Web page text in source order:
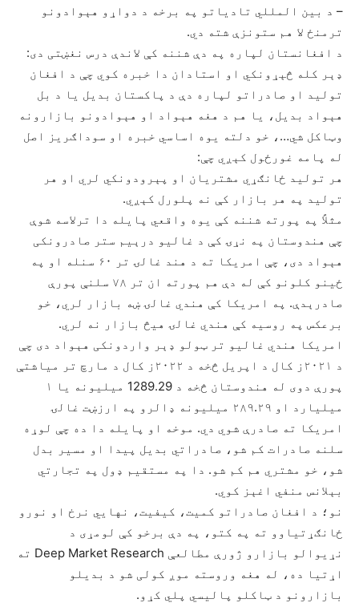
– د بین المللي تادیاتو په برخه د دواړو هېوادونو
ترمنځ لا هم ستونزې شته دي.
د افغانستان لپاره په دې شننه کې لاندې درس نغښتی دی:
ډېر کله څېړونکي او استادان دا خبره کوي چې د افغان
تولید او صادراتو لپاره دې د پاکستان بدیل یا د بل
هېواد بدیل، یا هم د هغه هېواد او هېوادونو بازارونه
وټاکل شي…، خو دلته یوه اساسي خبره او سوداګریز اصل
له پامه غورځول کېږي چې:
هر تولید ځانګړي مشتریان او پېرودونکي لري او هر
تولید په هر بازار کې نه پلورل کېږي.
مثلاً په پورته شننه کې یوه واقعي پایله دا ترلاسه شوې
چې هندوستان په نړۍ کې د غالیو درېیم ستر صادرونکی
هېواد دی، چې امریکا ته د هند غالۍ تر ۶۰ سنله او په
ځینو کلونو کې له دې هم پورته ان تر ۷۸ سلنې پورې
صادرېدې. په امریکا کې هندي غالۍ ښه بازار لري، خو
برعکس په روسیه کې هندي غالۍ هیڅ بازار نه لري.
امریکا هندي غالیو تر ټولو ډېر واردونکی هېواد دی چې
د ۲۰۲۱ز کال د اپریل څخه د ۲۰۲۲ز کال د مارچ تر میاشتې
پورې دوی له هندوستان څخه د 1289.29 میلیونه یا ۱
میلیارد او ۲۸۹.۲۹ میلیونه ډالرو په ارزښت غالۍ
امریکا ته صادرې شوي دي. موخه او پایله دا ده چې لوړه
سلنه صادرات کم شو، صادراتي بدیل پیدا او مسیر بدل
شو، خو مشتري هم کم شو. دا په مستقیم ډول په تجارتي
بېلانس منفي اغېز کوي.
نو؛ د افغان صادراتو کمیت، کیفیت، نهايي نرخ او نورو
ځانګړتیاوو ته په کتو، په دې برخو کې لومړی د
نړیوالو بازارو ژورې مطالعې Deep Market Research ته
اړتیا ده، له هغه وروسته موږ کولی شو د بدیلو
بازارونو د ټاکلو پالیسي پلي کړو.